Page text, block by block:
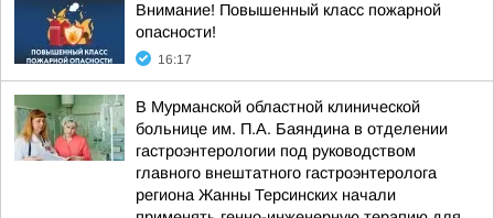
Внимание! Повышенный класс пожарной
опасности!
16:17
В Мурманской областной клинической
больнице им. П.А. Баяндина в отделении
гастроэнтерологии под руководством
главного внештатного гастроэнтеролога
региона Жанны Терсинских начали